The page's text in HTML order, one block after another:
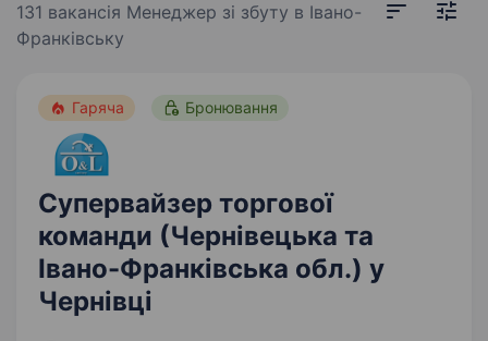
131 вакансія Менеджер зі збуту в Івано-
Франківську
Гаряча Бронювання
Супервайзер торгової
команди (Чернівецька та
Івано-Франківська обл.) у
Чернівці